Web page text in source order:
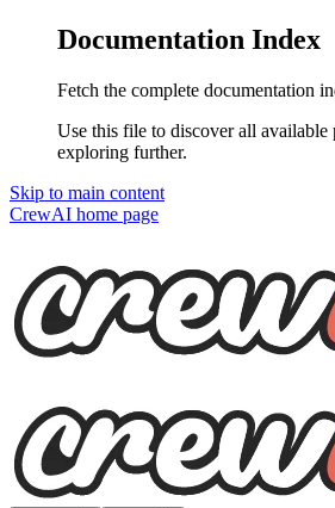
Documentation Index
Fetch the complete documentation
Use this file to discover all available
exploring further.
Skip to main content
CrewAI home page